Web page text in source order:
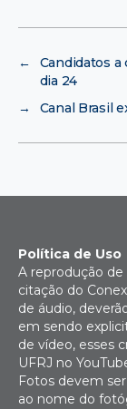
←
Candidatos a
dia 24
→
Canal Brasil
Política de Uso
A reprodução
citação do
de áudio,
em sendo
de vídeo, esses
UFRJ no
Fotos devem
ao nome do